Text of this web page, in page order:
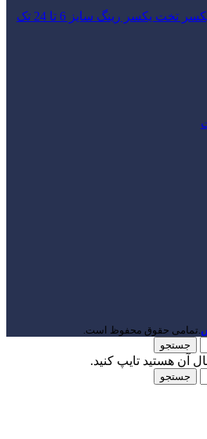
سری 12 عددی آچار یکسر تخت یکسر رینگ سایز 6 تا 24 تک
.تمامی حقوق محفوظ است.
جستجو
آن هستید تایپ کنید.
جستجو